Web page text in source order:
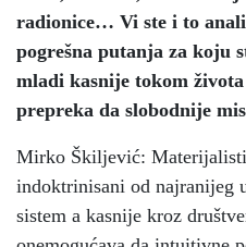
radionice… Vi ste i to
pogrešna putanja za koju
mladi kasnije tokom
prepreka da slobodnije
Mirko Škiljević:
indoktrinisani od najranijeg
sistem a kasnije kroz